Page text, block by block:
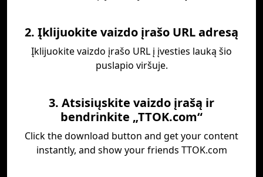
2. Įklijuokite vaizdo įrašo URL adresą
Įklijuokite vaizdo įrašo URL į įvesties lauką šio
puslapio viršuje.
3. Atsisiųskite vaizdo įrašą ir
bendrinkite „TTOK.com“
Click the download button and get your content
instantly, and show your friends TTOK.com